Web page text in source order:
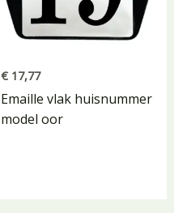
€ 17,77
Emaille vlak huisnummer
model oor